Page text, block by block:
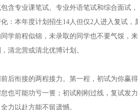
含专业课笔试、专业外语笔试和综合面试
：本年度计划招生14人但仅2人进入复试
学前程似锦，未录取的同学也不要气馁，
清北营或清北优博计划。
后衔接的两程接力。第一程，初试为你赢
也可能功亏一篑；初试刚刚过线，复试发
力以赴方能不留遗憾。